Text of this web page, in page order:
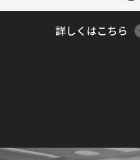
詳しくはこちら